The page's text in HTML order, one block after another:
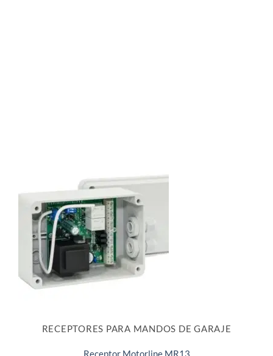
RECEPTORES PARA MANDOS DE GARAJE
Receptor Motorline MR13